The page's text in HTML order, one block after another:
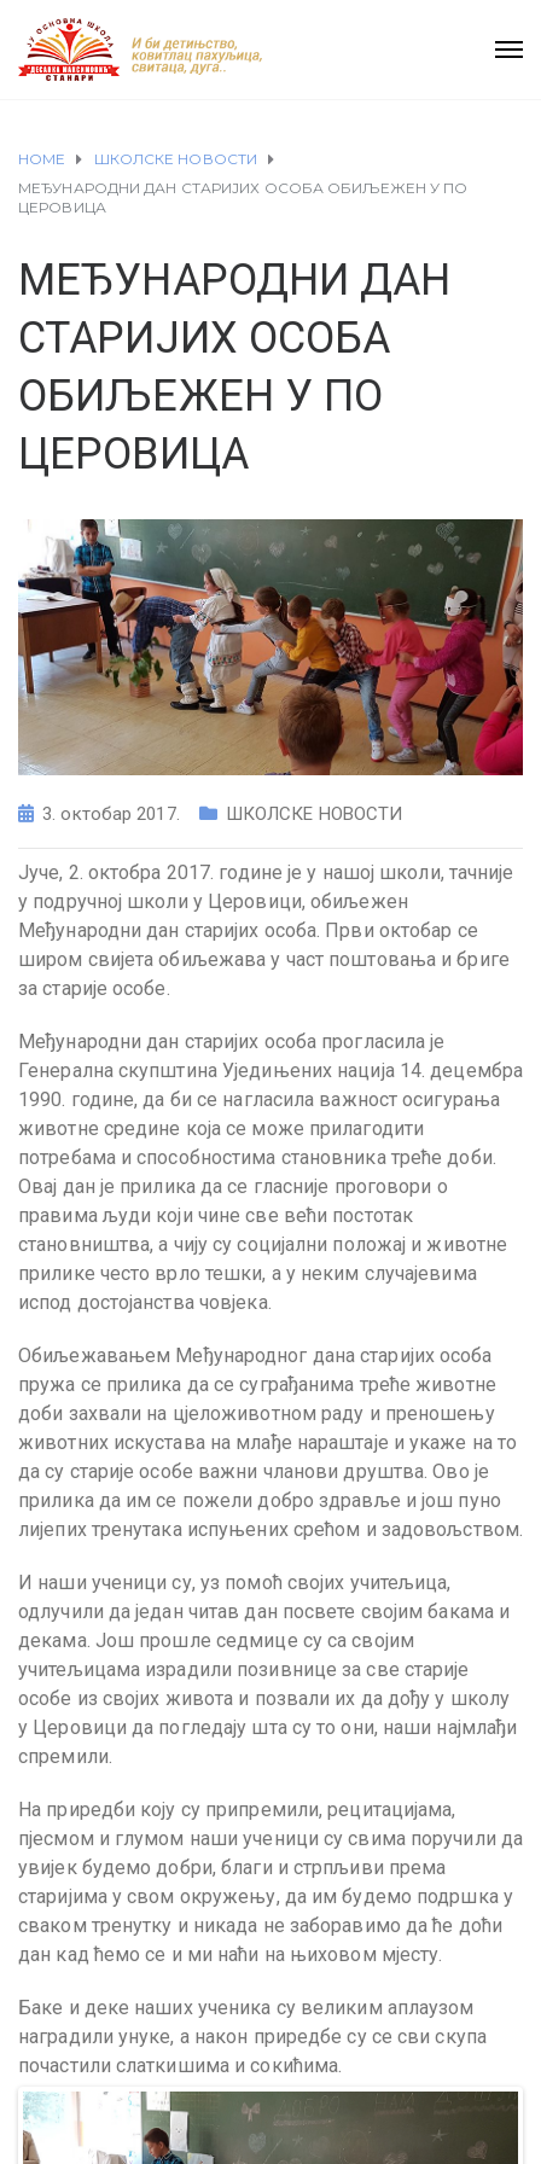
HOME
ШКОЛСКЕ НОВОСТИ
МЕЂУНАРОДНИ ДАН СТАРИЈИХ ОСОБА ОБИЉЕЖЕН У ПО
ЦЕРОВИЦА
МЕЂУНАРОДНИ ДАН
СТАРИЈИХ ОСОБА
ОБИЉЕЖЕН У ПО
ЦЕРОВИЦА
3. октобар 2017. ШКОЛСКЕ НОВОСТИ
Јуче, 2. октобра 2017. године је у нашој школи, тачније
у подручној школи у Церовици, обиљежен
Међународни дан старијих особа. Први октобар се
широм свијета обиљежава у част поштовања и бриге
за старије особе.
Међународни дан старијих особа прогласила је
Генерална скупштина Уједињених нација 14. децембра
1990. године, да би се нагласила важност осигурања
животне средине која се може прилагодити
потребама и способностима становника треће доби.
Овај дан је прилика да се гласније проговори о
правима људи који чине све већи постотак
становништва, а чију су социјални положај и животне
прилике често врло тешки, а у неким случајевима
испод достојанства човјека.
Обиљежавањем Међународног дана старијих особа
пружа се прилика да се суграђанима треће животне
доби захвали на цјеложивотном раду и преношењу
животних искустава на млађе нараштаје и укаже на то
да су старије особе важни чланови друштва. Ово је
прилика да им се пожели добро здравље и још пуно
лијепих тренутака испуњених срећом и задовољством.
И наши ученици су, уз помоћ својих учитељица,
одлучили да један читав дан посвете својим бакама и
декама. Још прошле седмице су са својим
учитељицама израдили позивнице за све старије
особе из својих живота и позвали их да дођу у школу
у Церовици да погледају шта су то они, наши најмлађи
спремили.
На приредби коју су припремили, рецитацијама,
пјесмом и глумом наши ученици су свима поручили да
увијек будемо добри, благи и стрпљиви према
старијима у свом окружењу, да им будемо подршка у
сваком тренутку и никада не заборавимо да ће доћи
дан кад ћемо се и ми наћи на њиховом мјесту.
Баке и деке наших ученика су великим аплаузом
наградили унуке, а након приредбе су се сви скупа
почастили слаткишима и сокићима.